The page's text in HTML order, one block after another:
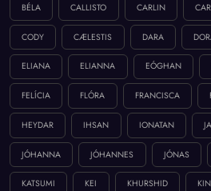
BÉLA CALLISTO CARLIN
CODY CÆLESTIS DARA
ELIANA ELIANNA EÓGHAN
FELÍCIA FLÓRA FRANCISCA
HEYDAR IHSAN IONATAN
JÓHANNA JÓHANNES JÓNAS
KATSUMI KEI KHURSHID KIN